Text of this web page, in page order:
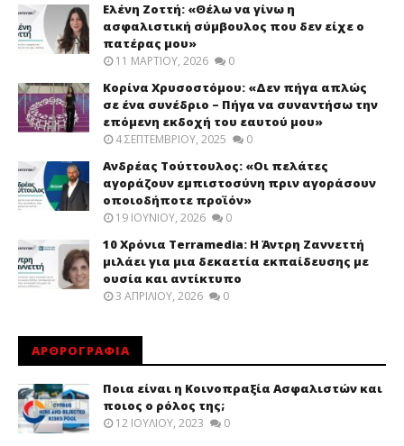
Ελένη Ζοττή: «Θέλω να γίνω η
ασφαλιστική σύμβουλος που δεν είχε ο
πατέρας μου»
11 ΜΑΡΤΊΟΥ, 2026 0
Κορίνα Χρυσοστόμου: «Δεν πήγα απλώς
σε ένα συνέδριο – Πήγα να συναντήσω την
επόμενη εκδοχή του εαυτού μου»
4 ΣΕΠΤΕΜΒΡΊΟΥ, 2025 0
Ανδρέας Τούττουλος: «Οι πελάτες
αγοράζουν εμπιστοσύνη πριν αγοράσουν
οποιοδήποτε προϊόν»
19 ΙΟΥΝΊΟΥ, 2026 0
10 Χρόνια Terramedia: Η Άντρη Ζαννεττή
μιλάει για μια δεκαετία εκπαίδευσης με
ουσία και αντίκτυπο
3 ΑΠΡΙΛΊΟΥ, 2026 0
ΑΡΘΡΟΓΡΑΦΙΑ
Ποια είναι η Κοινοπραξία Ασφαλιστών και
ποιος ο ρόλος της;
12 ΙΟΥΛΊΟΥ, 2023 0